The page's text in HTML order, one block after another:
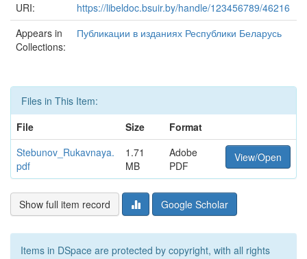
URI:
https://libeldoc.bsuir.by/handle/123456789/46216
Appears in
Collections:
Публикации в изданиях Республики Беларусь
Files in This Item:
File
Size
Format
Stebunov_Rukavnaya.
pdf
1.71
MB
Adobe
PDF
View/Open
Show full item record Google Scholar
Items in DSpace are protected by copyright, with all rights